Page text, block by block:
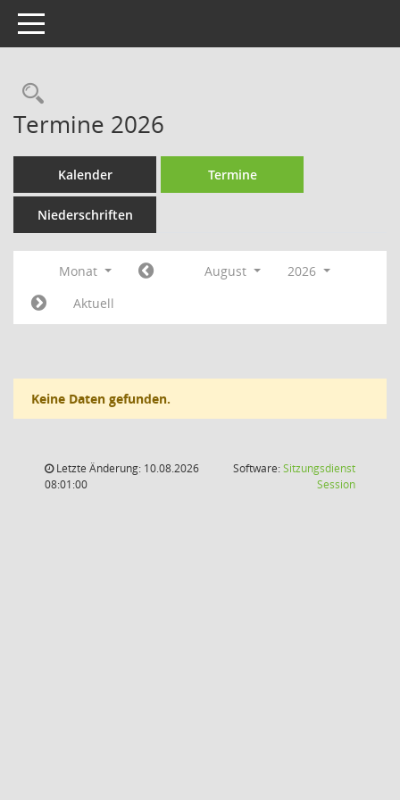
Toggle navigation
Rechercheauswahl
Termine 2026
Kalender Termine
Niederschriften
Monat August
2026
Aktuell
Keine Daten gefunden.
Letzte Änderung: 10.08.2026
08:01:00
Software:Sitzungsdienst
Session(Wird in